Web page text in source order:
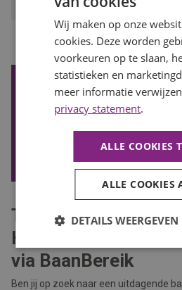
Vorige
1 2 3 4
De nieuwste vacatures
Wil je de nieuwste vacatures in je
VACATURE ALERT
Technische
Holland – Jouw
via BaanBereik
Ben jij op zoek naar een uitdagende
Wij maken op onze
cookies. Deze worden
voorkeuren op te slaan,
statistieken en
meer informatie
privacy statement.
ALLE COOKIES
ALLE COOKIES
DETAILS WEERGEVEN